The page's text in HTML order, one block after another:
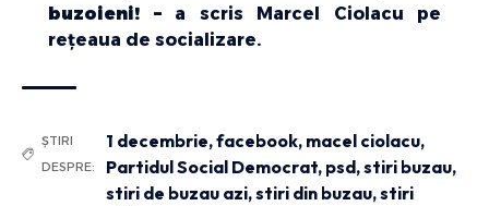
buzoieni! –a scris Marcel Ciolacu pe
rețeaua de socializare.
ȘTIRI
DESPRE:
1 decembrie,facebook, macel ciolacu,
Partidul Social Democrat, psd,stiri buzau,
stiri de buzau azi,stiri din buzau,stiri